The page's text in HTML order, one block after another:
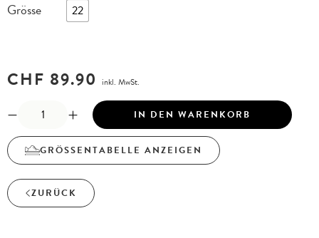
Grösse 22
CHF 89.90 inkl. MwSt.
IN DEN WARENKORB
GRÖSSENTABELLE ANZEIGEN
ZURÜCK